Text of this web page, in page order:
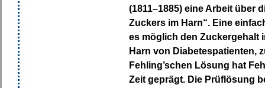
(1811–1885) eine Arbeit über
Zuckers im Harn“. Eine
es möglich den Zuckergehalt
Harn von Diabetespatienten,
Fehling’schen Lösung hat
Zeit geprägt. Die Prüflösung